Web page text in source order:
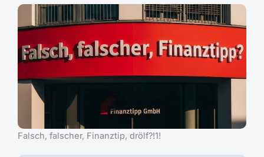
Falsch, falscher, Finanztip, drölf?!1!